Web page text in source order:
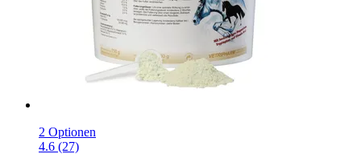
2 Optionen
4.6 (27)